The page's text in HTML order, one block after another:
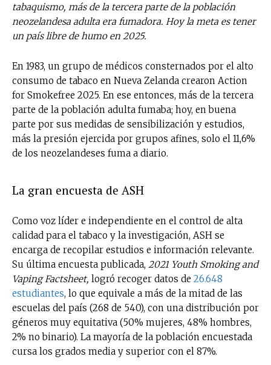
tabaquismo, más de la tercera parte de la población
neozelandesa adulta era fumadora. Hoy la meta es tener
un país libre de humo en 2025.
En 1983, un grupo de médicos consternados por el alto
consumo de tabaco en Nueva Zelanda crearon Action
for Smokefree 2025. En ese entonces, más de la tercera
parte de la población adulta fumaba; hoy, en buena
parte por sus medidas de sensibilización y estudios,
más la presión ejercida por grupos afines, solo el 11,6%
de los neozelandeses fuma a diario.
La gran encuesta de ASH
Como voz líder e independiente en el control de alta
calidad para el tabaco y la investigación, ASH se
encarga de recopilar estudios e información relevante.
Su última encuesta publicada, 2021 Youth Smoking and
Vaping Factsheet, logró recoger datos de 26.648
estudiantes, lo que equivale a más de la mitad de las
escuelas del país (268 de 540), con una distribución por
géneros muy equitativa (50% mujeres, 48% hombres,
2% no binario). La mayoría de la población encuestada
cursa los grados media y superior con el 87%.